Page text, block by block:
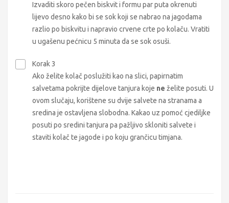
Izvaditi skoro pečen biskvit i formu par puta okrenuti
lijevo desno kako bi se sok koji se nabrao na jagodama
razlio po biskvitu i napravio crvene crte po kolaču. Vratiti
u ugašenu pećnicu 5 minuta da se sok osuši.
Korak 3
Ako želite kolač poslužiti kao na slici, papirnatim
salvetama pokrijte dijelove tanjura koje ne želite posuti. U
ovom slučaju, korištene su dvije salvete na stranama a
sredina je ostavljena slobodna. Kakao uz pomoć cjediljke
posuti po sredini tanjura pa pažljivo skloniti salvete i
staviti kolač te jagode i po koju grančicu timjana.